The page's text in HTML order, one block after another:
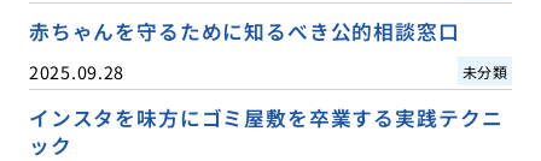
赤ちゃんを守るために知るべき公的相談窓口
2025.09.28 未分類
インスタを味方にゴミ屋敷を卒業する実践テクニ
ック